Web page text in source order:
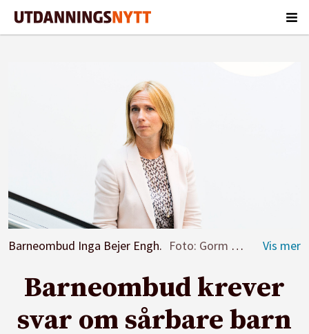
Barneombud Inga Bejer Engh. Foto: Gorm Kallestad/NTB
Barneombud krever
svar om sårbare barn